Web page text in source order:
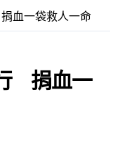
血一袋救人一命
捐血一